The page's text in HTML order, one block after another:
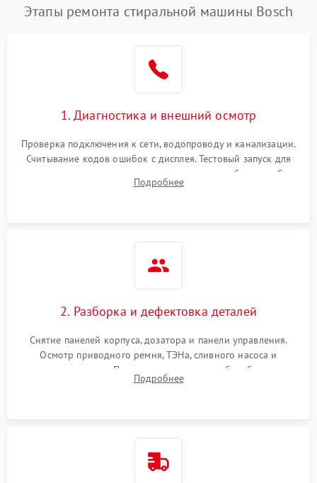
Этапы ремонта стиральной машины Bosch
1. Диагностика и внешний осмотр
Проверка подключения к сети, водопроводу и канализации.
Считывание кодов ошибок с дисплея. Тестовый запуск для
выявления посторонних шумов, протечек или сбоев в работе
электронного модуля управления.
Подробнее
2. Разборка и дефектовка деталей
Снятие панелей корпуса, дозатора и панели управления.
Осмотр приводного ремня, ТЭНа, сливного насоса и
амортизаторов. Проверка подшипников барабана и
крестовины на износ, а манжеты люка на разрывы.
Подробнее